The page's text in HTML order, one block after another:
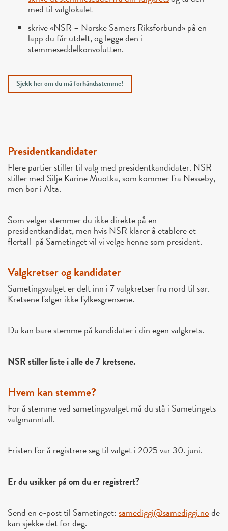
med til valglokalet
skrive «NSR – Norske Samers Riksforbund» på en
lapp du får utdelt, og legge den i
stemmeseddelkonvolutten.
Sjekk her om du må forhåndsstemme!
Presidentkandidater
Flere partier stiller til valg med presidentkandidater. NSR
stiller med Silje Karine Muotka, som kommer fra Nesseby,
men bor i Alta.
Som velger stemmer du ikke direkte på en
presidentkandidat, men hvis NSR klarer å etablere et
flertall på Sametinget vil vi velge henne som president.
Valgkretser og kandidater
Sametingsvalget er delt inn i7 valgkretserfra nord til sør.
Kretsene følger ikke fylkesgrensene.
Du kan bare stemme på kandidater i din egen valgkrets.
NSR stiller liste i alle de 7 kretsene.
Hvem kan stemme?
For å stemme ved sametingsvalget må du stå i Sametingets
valgmanntall.
Fristen for å registrere seg til valget i 2025 var30. juni.
Er du usikker på om du er registrert?
Send en e-post til Sametinget:samediggi@samediggi.node
kan sjekke det for deg.